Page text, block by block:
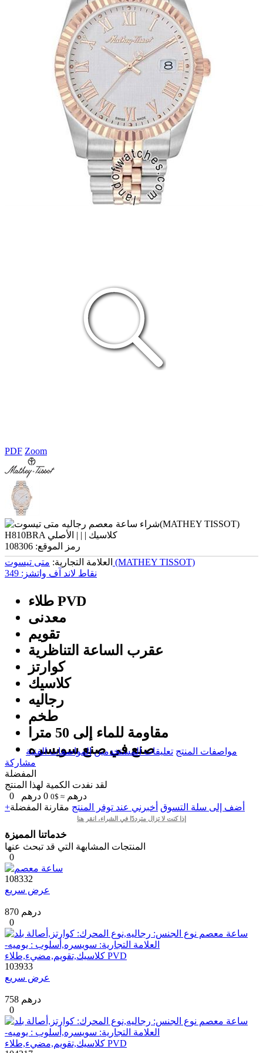
PDF Zoom
رمز الموقع: 108306
العلامة التجارية: متی تیسوت (MATHEY TISSOT)
نقاط لاند آف واتشز: 349
طلاء PVD
معدنی
تقويم
عقرب الساعة التناظرية
كوارتز
كلاسيك
رجالیه
طخم
مقاومة للماء إلى 50 مترا
صنع في صنع سویسره
مواصفات المنتج تعليقات المستخدمين المواصفات الفنية
مشاركة
المفضلة
لقد نفدت الكمية لهذا المنتج
0
درهم ≈ $0
0 درهم
+أضف إلى سلة التسوق أخبرني عند توفر المنتج مقارنة المفضلة
إذا كنت لا تزال مترددًا في الشراء، انقر هنا
خدماتنا المميزة
المنتجات المشابهة التي قد تبحث عنها
0
108332
عرض سريع
870 درهم
0
103933
عرض سريع
758 درهم
0